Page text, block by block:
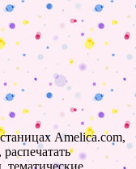
Amelica.com,